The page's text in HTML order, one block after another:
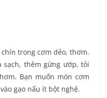
trong cơm dẻo, thơm.
sạch, thêm gừng ướp, tỏi
Bạn muốn món cơm
gạo nấu ít bột nghệ.